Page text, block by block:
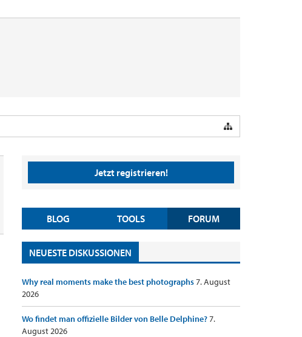
Jetzt registrieren!
BLOG TOOLS FORUM
NEUESTE DISKUSSIONEN
Why real moments make the best photographs7. August
2026
Wo findet man offizielle Bilder von Belle Delphine?7.
August 2026